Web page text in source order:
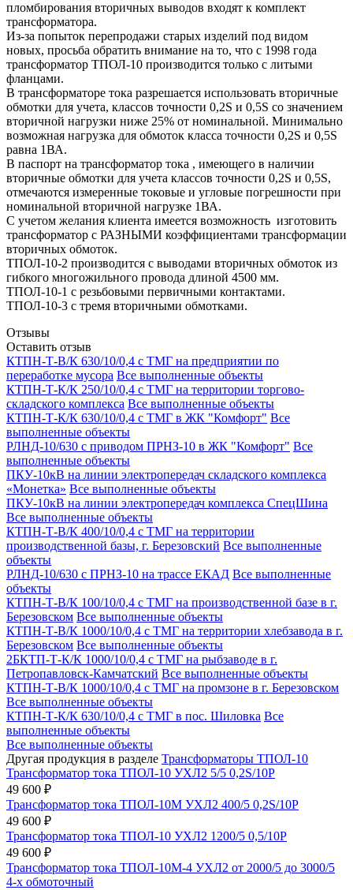
пломбирования вторичных выводов входят к комплект
трансформатора.
Из-за попыток перепродажи старых изделий под видом
новых, просьба обратить внимание на то, что с 1998 года
трансформатор ТПОЛ-10 производится только с литыми
фланцами.
В трансформаторе тока разрешается использовать вторичные
обмотки для учета, классов точности 0,2S и 0,5S со значением
вторичной нагрузки ниже 25% от номинальной. Минимально
возможная нагрузка для обмоток класса точности 0,2S и 0,5S
равна 1ВА.
В паспорт на трансформатор тока , имеющего в наличии
вторичные обмотки для учета классов точности 0,2S и 0,5S,
отмечаются измеренные токовые и угловые погрешности при
номинальной вторичной нагрузке 1ВА.
С учетом желания клиента имеется возможность изготовить
трансформатор с РАЗНЫМИ коэффициентами трансформации
вторичных обмоток.
ТПОЛ-10-2 производится с выводами вторичных обмоток из
гибкого многожильного провода длиной 4500 мм.
ТПОЛ-10-1 с резьбовыми первичными контактами.
ТПОЛ-10-3 с тремя вторичными обмотками.
Отзывы
Оставить отзыв
КТПН-Т-В/К 630/10/0,4 с ТМГ на предприятии по
переработке мусора Все выполненные объекты
КТПН-Т-К/К 250/10/0,4 с ТМГ на территории торгово-
складского комплекса Все выполненные объекты
КТПН-Т-К/К 630/10/0,4 с ТМГ в ЖК "Комфорт" Все
выполненные объекты
РЛНД-10/630 с приводом ПРНЗ-10 в ЖК "Комфорт" Все
выполненные объекты
ПКУ-10кВ на линии электропередач складского комплекса
«Монетка» Все выполненные объекты
ПКУ-10кВ на линии электропередач комплекса СпецШина
Все выполненные объекты
КТПН-Т-В/К 400/10/0,4 с ТМГ на территории
производственной базы, г. Березовский Все выполненные
объекты
РЛНД-10/630 с ПРНЗ-10 на трассе ЕКАД Все выполненные
объекты
КТПН-Т-В/К 100/10/0,4 с ТМГ на производственной базе в г.
Березовском Все выполненные объекты
КТПН-Т-В/К 1000/10/0,4 с ТМГ на территории хлебзавода в г.
Березовском Все выполненные объекты
2БКТП-Т-К/К 1000/10/0,4 с ТМГ на рыбзаводе в г.
Петропавловск-Камчатский Все выполненные объекты
КТПН-Т-В/К 1000/10/0,4 с ТМГ на промзоне в г. Березовском
Все выполненные объекты
КТПН-Т-К/К 630/10/0,4 с ТМГ в пос. Шиловка Все
выполненные объекты
Все выполненные объекты
Другая продукция в разделе Трансформаторы ТПОЛ-10
Трансформатор тока ТПОЛ-10 УХЛ2 5/5 0,2S/10Р
49 600 ₽
Трансформатор тока ТПОЛ-10М УХЛ2 400/5 0,2S/10Р
49 600 ₽
Трансформатор тока ТПОЛ-10 УХЛ2 1200/5 0,5/10Р
49 600 ₽
Трансформатор тока ТПОЛ-10М-4 УХЛ2 от 2000/5 до 3000/5
4-х обмоточный